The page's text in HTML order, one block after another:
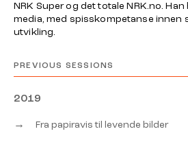
NRK Super og det totaleNRK.no.
media, med spisskompetanse innen
utvikling.
PREVIOUS SESSIONS
2019
→ Fra papiravis til levende bilder